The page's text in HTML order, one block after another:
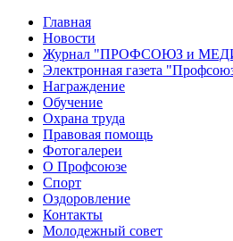
Главная
Новости
Журнал "ПРОФСОЮЗ и
Электронная газета
Награждение
Обучение
Охрана труда
Правовая помощь
Фотогалереи
О Профсоюзе
Спорт
Оздоровление
Контакты
Молодежный совет